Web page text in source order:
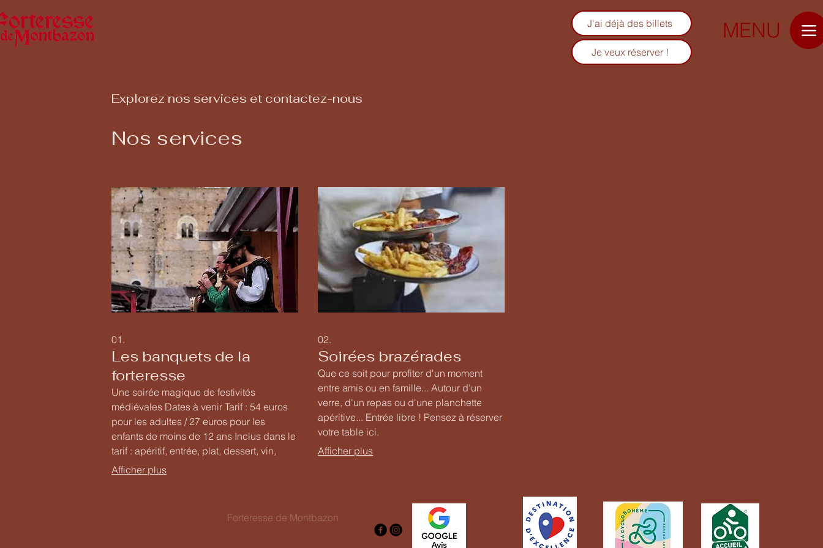
J'ai déjà des billets
Je veux réserver !
MENU
Explorez nos services et contactez-nous
Nos services
01.
Les banquets de la
forteresse
Une soirée magique de festivités
médiévales Dates à venir Tarif : 54 euros
pour les adultes / 27 euros pour les
enfants de moins de 12 ans Inclus dans le
tarif : apéritif, entrée, plat, dessert, vin,
animations, visite aux flambeaux
Rejoignez-nous pour une soirée de
Afficher plus
02.
Soirées brazérades
Que ce soit pour profiter d'un moment
entre amis ou en famille... Autour d'un
verre, d'un repas ou d'une planchette
apéritive... Entrée libre ! Pensez à réserver
votre table ici.
Afficher plus
Forteresse de Montbazon